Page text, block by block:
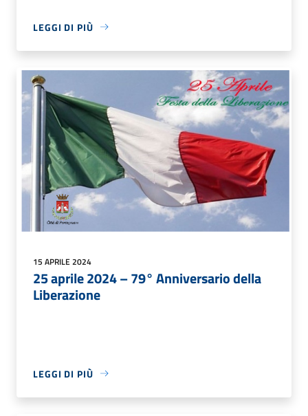
LEGGI DI PIÙ
15 APRILE 2024
25 aprile 2024 – 79° Anniversario della
Liberazione
LEGGI DI PIÙ